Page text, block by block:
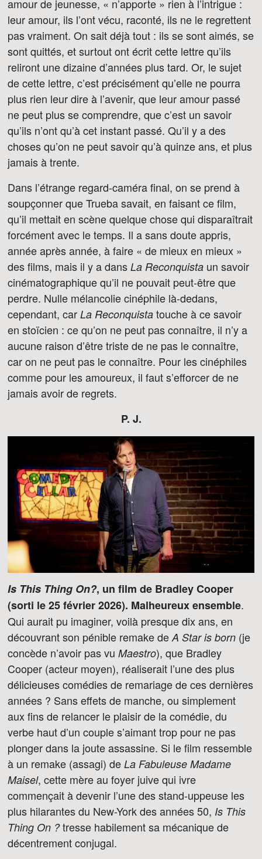
amour de jeunesse, « n’apporte » rien à l’intrigue :
leur amour, ils l’ont vécu, raconté, ils ne le regrettent
pas vraiment. On sait déjà tout : ils se sont aimés, se
sont quittés, et surtout ont écrit cette lettre qu’ils
reliront une dizaine d’années plus tard. Or, le sujet
de cette lettre, c’est précisément qu’elle ne pourra
plus rien leur dire à l’avenir, que leur amour passé
ne peut plus se comprendre, que c’est un savoir
qu’ils n’ont qu’à cet instant passé. Qu’il y a des
choses qu’on ne peut savoir qu’à quinze ans, et plus
jamais à trente.
Dans l’étrange regard-caméra final, on se prend à
soupçonner que Trueba savait, en faisant ce film,
qu’il mettait en scène quelque chose qui disparaîtrait
forcément avec le temps. Il a sans doute appris,
année après année, à faire « de mieux en mieux »
des films, mais il y a dans La Reconquista un savoir
cinématographique qu’il ne pouvait peut-être que
perdre. Nulle mélancolie cinéphile là-dedans,
cependant, car La Reconquista touche à ce savoir
en stoïcien : ce qu’on ne peut pas connaître, il n’y a
aucune raison d’être triste de ne pas le connaître,
car on ne peut pas le connaître. Pour les cinéphiles
comme pour les amoureux, il faut s’efforcer de ne
jamais avoir de regrets.
P. J.
Is This Thing On?, un film de Bradley Cooper
(sorti le 25 février 2026). Malheureux ensemble.
Qui aurait pu imaginer, voilà presque dix ans, en
découvrant son pénible remake de A Star is born (je
concède n’avoir pas vu Maestro), que Bradley
Cooper (acteur moyen), réaliserait l’une des plus
délicieuses comédies de remariage de ces dernières
années ? Sans effets de manche, ou simplement
aux fins de relancer le plaisir de la comédie, du
verbe haut d’un couple s’aimant trop pour ne pas
plonger dans la joute assassine. Si le film ressemble
à un remake (assagi) de La Fabuleuse Madame
Maisel, cette mère au foyer juive qui ivre
commençait à devenir l’une des stand-uppeuse les
plus hilarantes du New-York des années 50, Is This
Thing On ?tresse habilement sa mécanique de
décentrement conjugal.